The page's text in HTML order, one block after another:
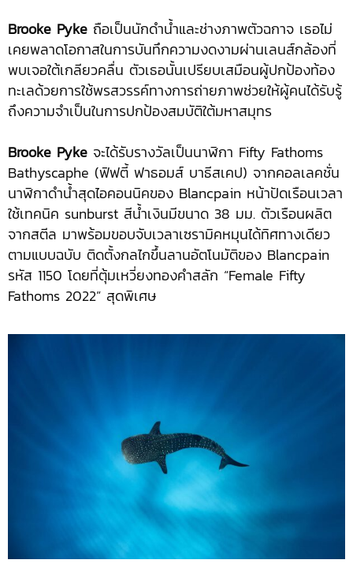
Brooke Pyke ถือเป็นนักดำน้ำและช่างภาพตัวฉกาจ เธอไม่
เคยพลาดโอกาสในการบันทึกความงดงามผ่านเลนส์กล้องที่
พบเจอใต้เกลียวคลื่น ตัวเธอนั้นเปรียบเสมือนผู้ปกป้องท้อง
ทะเลด้วยการใช้พรสวรรค์ทางการถ่ายภาพช่วยให้ผู้คนได้รับรู้
ถึงความจำเป็นในการปกป้องสมบัติใต้มหาสมุทร
Brooke Pyke จะได้รับรางวัลเป็นนาฬิกา Fifty Fathoms
Bathyscaphe (ฟิฟตี้ ฟาธอมส์ บาธีสเคป) จากคอลเลคชั่น
นาฬิกาดำน้ำสุดไอคอนนิคของ Blancpain หน้าปัดเรือนเวลา
ใช้เทคนิค sunburst สีน้ำเงินมีขนาด 38 มม. ตัวเรือนผลิต
จากสตีล มาพร้อมขอบจับเวลาเซรามิคหมุนได้ทิศทางเดียว
ตามแบบฉบับ ติดตั้งกลไกขึ้นลานอัตโนมัติของ Blancpain
รหัส 1150 โดยที่ตุ้มเหวี่ยงทองคำสลัก “Female Fifty
Fathoms 2022” สุดพิเศษ